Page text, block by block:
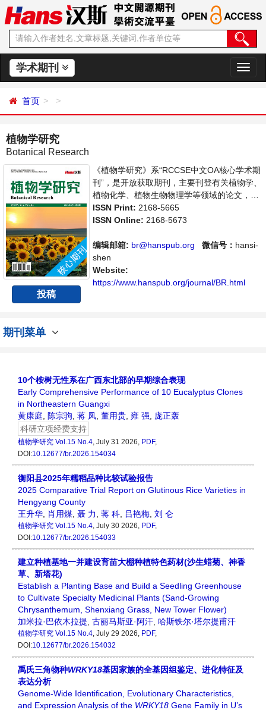
学术期刊
切
换
首页
植物学研究
Botanical Research
投稿
《植物学研究》系“RCCSE中文OA核心学术期
刊”，是开放获取期刊，主要刊登有关植物学、
植物化学、植物生物物理学等领域的论文，反
映国内外该领域的最新研究动态。本刊支持思
想创新、学术创新，倡导科学，繁荣学术，集
科学家、学者、科研人员提供一个传播、分享
和讨论植物学领域内不同方向问题与发展的交
流平台。
ISSN Print: 2168-5665
ISSN Online: 2168-5673
编辑邮箱: br@hanspub.org 微信号： hansi-
shen
Website:
https://www.hanspub.org/journal/BR.html
期刊菜单
10个桉树无性系在广西东北部的早期综合表现
Early Comprehensive Performance of 10 Eucalyptus Clones
in Northeastern Guangxi
黄康庭
陈宗驹 蒋 凤 董用贵 雍 强
庞正轰
科研立项经费支持
植物学研究 Vol.15 No.4, July 31 2026, PDF,
DOI:10.12677/br.2026.154034
衡阳县2025年糯稻品种比较试验报告
2025 Comparative Trial Report on Glutinous Rice Varieties in
Hengyang County
王升华 肖用煤 聂 力 蒋 科 吕艳梅 刘 仑
植物学研究 Vol.15 No.4, July 30 2026, PDF,
DOI:10.12677/br.2026.154033
建立种植基地一并建设育苗大棚种植特色药材(沙生蜡菊、神香
草、新塔花)
Establish a Planting Base and Build a Seedling Greenhouse
to Cultivate Specialty Medicinal Plants (Sand-Growing
Chrysanthemum, Shenxiang Grass, New Tower Flower)
加米拉·巴依木拉提 古丽马斯亚·阿汗 哈斯铁尔·塔尔提甫汗
植物学研究 Vol.15 No.4, July 29 2026, PDF,
DOI:10.12677/br.2026.154032
禹氏三角物种WRKY18基因家族的全基因组鉴定、进化特征及
表达分析
Genome-Wide Identification, Evolutionary Characteristics,
and Expression Analysis of the WRKY18 Gene Family in U’s